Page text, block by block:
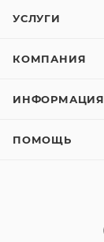
УСЛУГИ
КОМПАНИЯ
ИНФОРМАЦИЯ
ПОМОЩЬ